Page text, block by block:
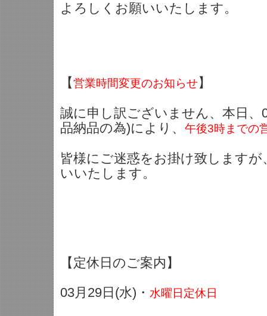
よろしくお願いいたします。
【営業時間変更のお知らせ】
誠に申し訳ございません、本日、
品納品の為)により、 午後3時までの
皆様にご迷惑をお掛け致します
いいたします。
【定休日のご案内】
03月29日(水)・ 水曜日定休日